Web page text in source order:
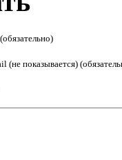
(не показывается)